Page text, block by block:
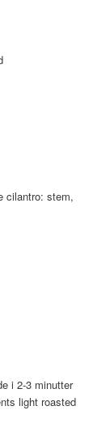
cilantro: stem,
i 2-3 minutter
light roasted